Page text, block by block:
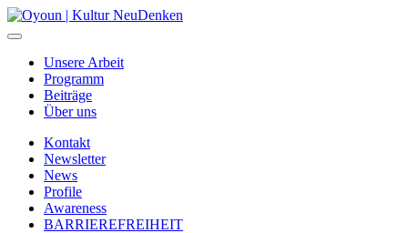
Unsere Arbeit
Programm
Beiträge
Über uns
Kontakt
Newsletter
News
Profile
Awareness
BARRIEREFREIHEIT